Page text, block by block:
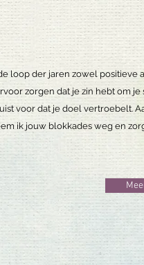
loop der jaren zowel positieve
zorgen dat je zin hebt om
voor dat je doel vertroebelt.
ik jouw blokkades weg en